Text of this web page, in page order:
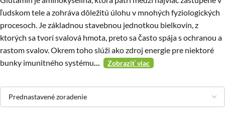
ľudskom tele a zohráva dôležitú úlohu v mnohých fyziologických
procesoch. Je základnou stavebnou jednotkou bielkovín, z
ktorých sa tvorí svalová hmota, preto sa často spája s ochranou a
rastom svalov. Okrem toho slúži ako zdroj energie pre niektoré
bunky imunitného systému... Zobraziť viac